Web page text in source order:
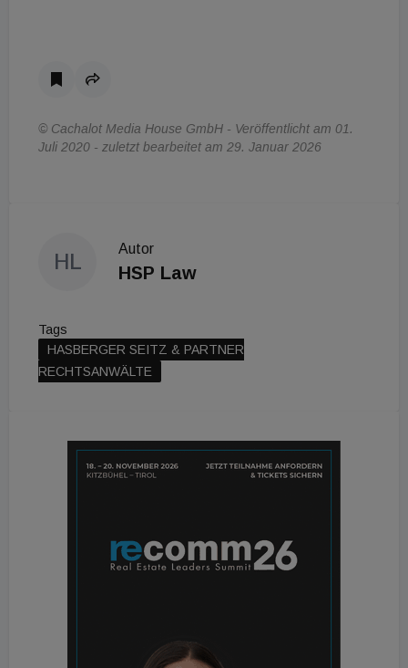
© Cachalot Media House GmbH - Veröffentlicht am 01.
Juli 2020 - zuletzt bearbeitet am 29. Januar 2026
HL
Autor
HSP Law
Tags
HASBERGER SEITZ & PARTNER
RECHTSANWÄLTE